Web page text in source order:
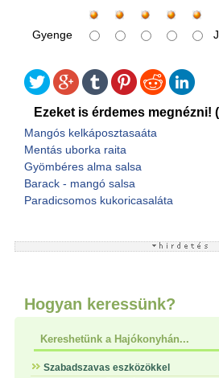
Gyenge
Ezeket is érdemes megnézni!
Mangós kelkáposztasaáta
Mentás uborka raita
Gyömbéres alma salsa
Barack - mangó salsa
Paradicsomos kukoricasaláta
Hogyan keressünk?
Kereshetünk a Hajókonyhán...
Szabadszavas eszközökkel